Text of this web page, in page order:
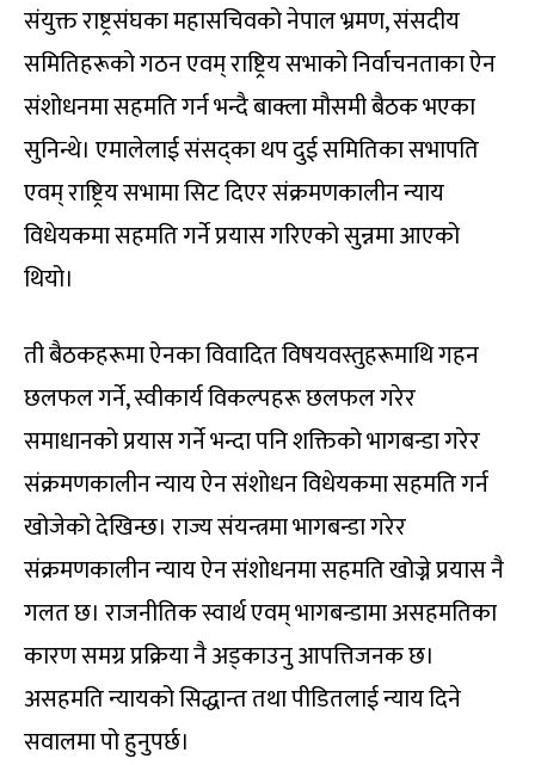
संयुक्त राष्ट्रसंघका महासचिवको नेपाल भ्रमण, संसदीय
समितिहरूको गठन एवम् राष्ट्रिय सभाको निर्वाचनताका ऐन
संशोधनमा सहमति गर्न भन्दै बाक्ला मौसमी बैठक भएका
सुनिन्थे। एमालेलाई संसद्का थप दुई समितिका सभापति
एवम् राष्ट्रिय सभामा सिट दिएर संक्रमणकालीन न्याय
विधेयकमा सहमति गर्ने प्रयास गरिएको सुन्नमा आएको
थियो।
ती बैठकहरूमा ऐनका विवादित विषयवस्तुहरूमाथि गहन
छलफल गर्ने, स्वीकार्य विकल्पहरू छलफल गरेर
समाधानको प्रयास गर्ने भन्दा पनि शक्तिको भागबन्डा गरेर
संक्रमणकालीन न्याय ऐन संशोधन विधेयकमा सहमति गर्न
खोजेको देखिन्छ। राज्य संयन्त्रमा भागबन्डा गरेर
संक्रमणकालीन न्याय ऐन संशोधनमा सहमति खोज्ने प्रयास नै
गलत छ। राजनीतिक स्वार्थ एवम् भागबन्डामा असहमतिका
कारण समग्र प्रक्रिया नै अड्काउनु आपत्तिजनक छ।
असहमति न्यायको सिद्धान्त तथा पीडितलाई न्याय दिने
सवालमा पो हुनुपर्छ।